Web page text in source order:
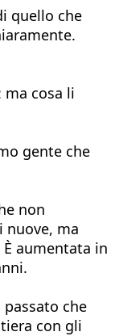
quello che
cosa li
gente che
non
nuove, ma
aumentata in
che
con gli